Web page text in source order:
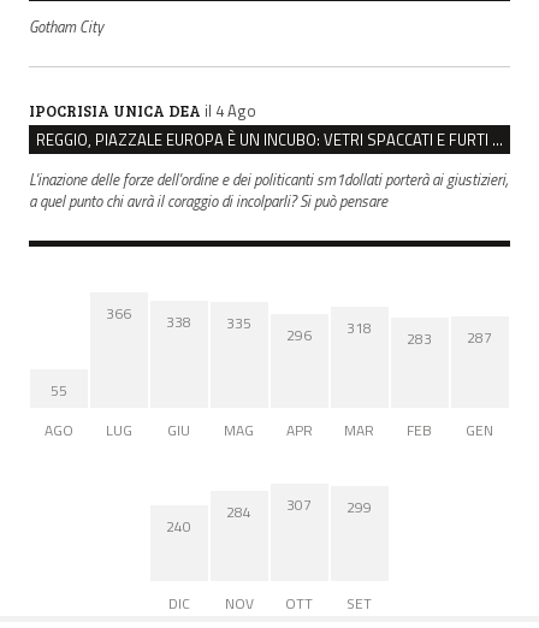
Gotham City
IPOCRISIA UNICA DEA il 4 Ago
REGGIO, PIAZZALE EUROPA È UN INCUBO: VETRI SPACCATI E FURTI SULLE AUTO IN SOSTA
L'inazione delle forze dell'ordine e dei politicanti sm1dollati porterà ai giustizieri,
a quel punto chi avrà il coraggio di incolparli? Si può pensare
55
AGO
366
LUG
338
GIU
335
MAG
296
APR
318
MAR
283
FEB
287
GEN
240
DIC
284
NOV
307
OTT
299
SET